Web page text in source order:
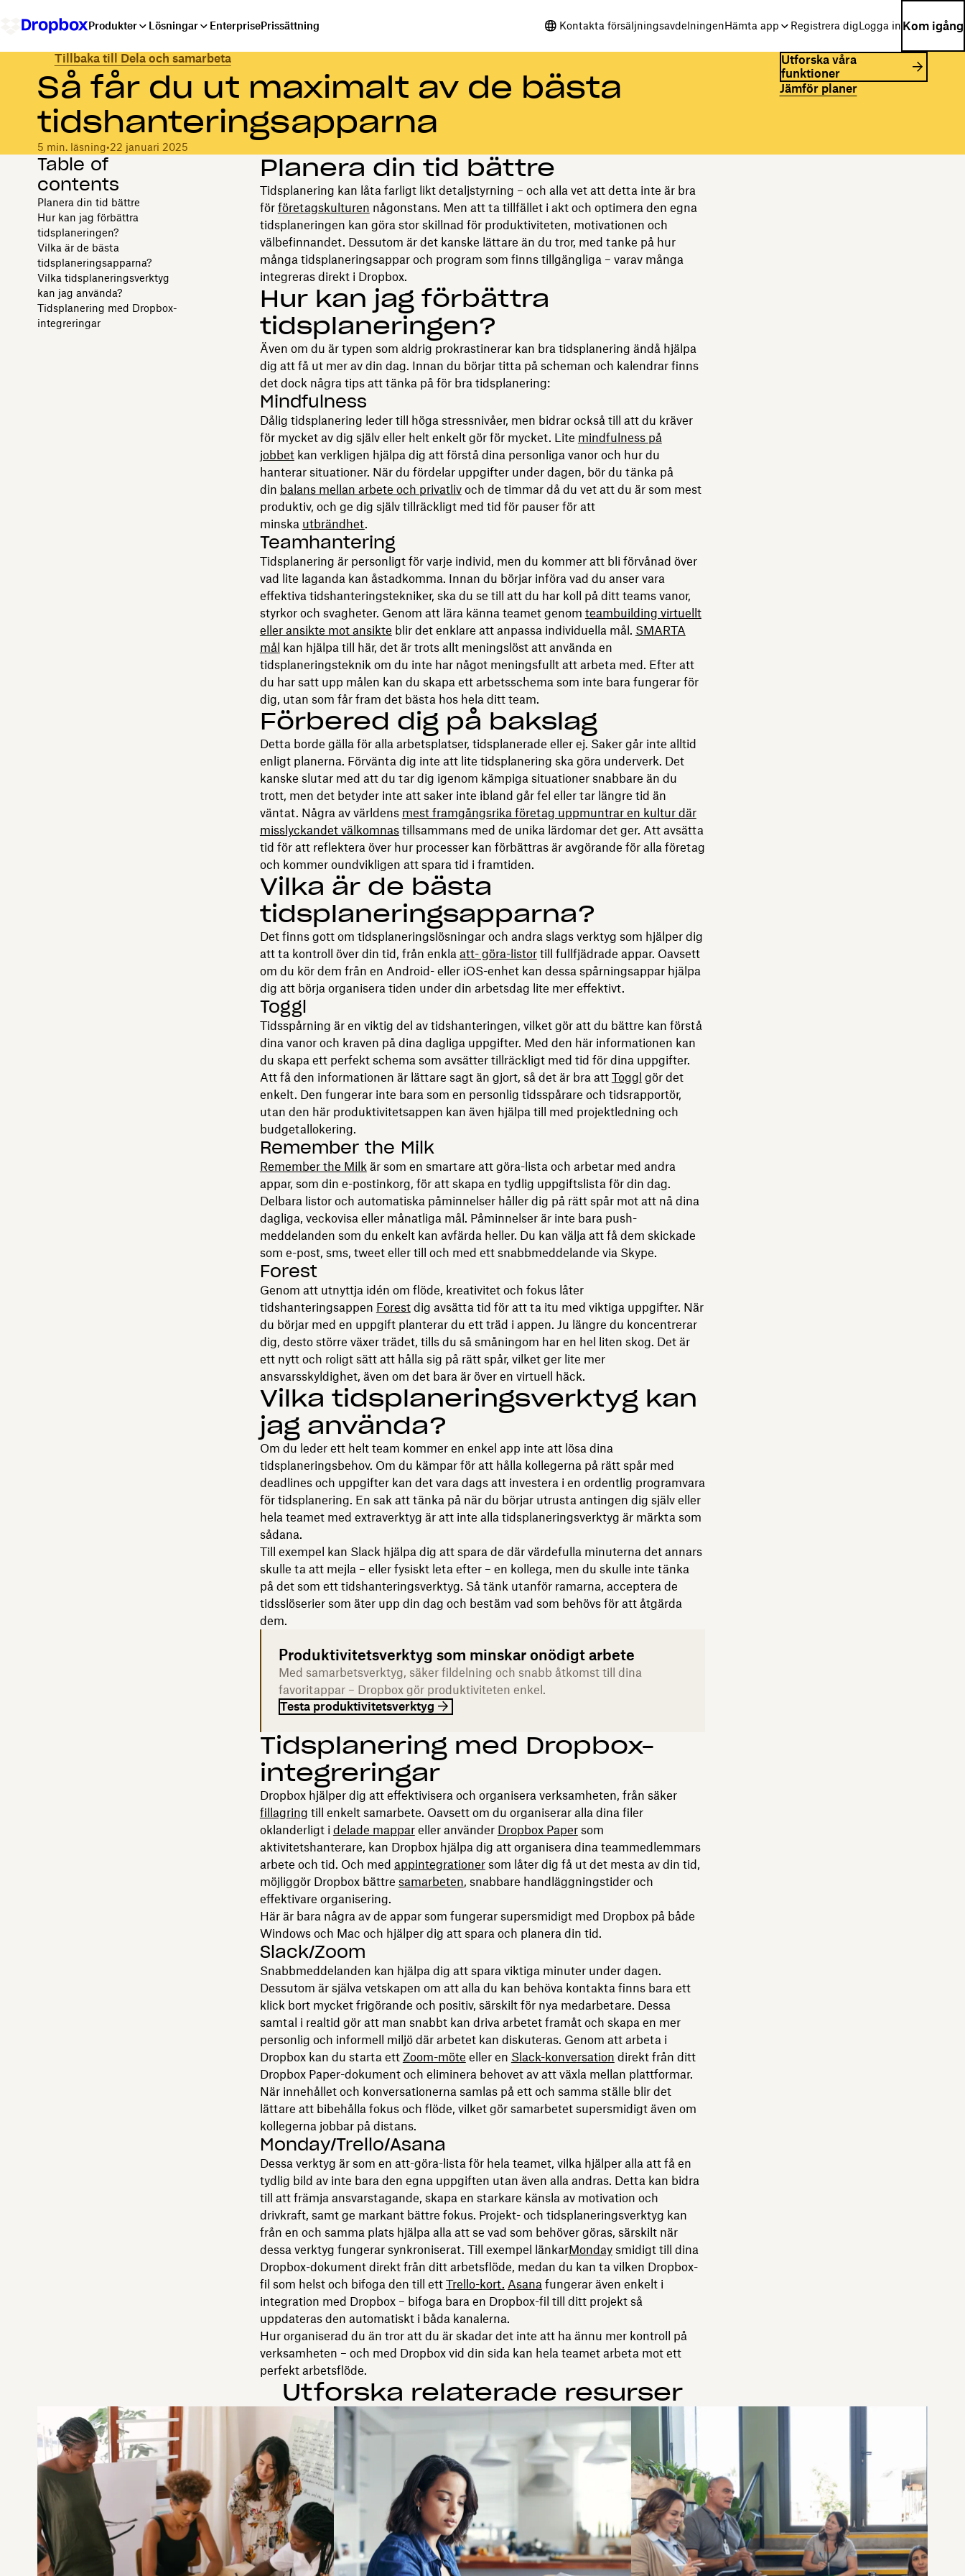
Produkter Lösningar EnterprisePrissättning Kontakta försäljningsavdelningenHämta app Registrera digLogga in Kom igång
Tillbaka till Dela och samarbeta
Så får du ut maximalt av de bästa
tidshanteringsapparna
5 min. läsning•22 januari 2025
Utforska våra
funktioner
Jämför planer
Table of
contents
Planera din tid bättre
Hur kan jag förbättra
tidsplaneringen?
Vilka är de bästa
tidsplaneringsapparna?
Vilka tidsplaneringsverktyg
kan jag använda?
Tidsplanering med Dropbox-
integreringar
Planera din tid bättre
Tidsplanering kan låta farligt likt detaljstyrning – och alla vet att detta inte är bra
för företagskulturen någonstans. Men att ta tillfället i akt och optimera den egna
tidsplaneringen kan göra stor skillnad för produktiviteten, motivationen och
välbefinnandet. Dessutom är det kanske lättare än du tror, med tanke på hur
många tidsplaneringsappar och program som finns tillgängliga – varav många
integreras direkt i Dropbox.
Hur kan jag förbättra
tidsplaneringen?
Även om du är typen som aldrig prokrastinerar kan bra tidsplanering ändå hjälpa
dig att få ut mer av din dag. Innan du börjar titta på scheman och kalendrar finns
det dock några tips att tänka på för bra tidsplanering:
Mindfulness
Dålig tidsplanering leder till höga stressnivåer, men bidrar också till att du kräver
för mycket av dig själv eller helt enkelt gör för mycket. Lite mindfulness på
jobbetkan verkligen hjälpa dig att förstå dina personliga vanor och hur du
hanterar situationer. När du fördelar uppgifter under dagen, bör du tänka på
din balans mellan arbete och privatlivoch de timmar då du vet att du är som mest
produktiv, och ge dig själv tillräckligt med tid för pauser för att
minska utbrändhet.
Teamhantering
Tidsplanering är personligt för varje individ, men du kommer att bli förvånad över
vad lite laganda kan åstadkomma. Innan du börjar införa vad du anser vara
effektiva tidshanteringstekniker, ska du se till att du har koll på ditt teams vanor,
styrkor och svagheter. Genom att lära känna teamet genom teambuilding virtuellt
eller ansikte mot ansikte blir det enklare att anpassa individuella mål. SMARTA
mål kan hjälpa till här, det är trots allt meningslöst att använda en
tidsplaneringsteknik om du inte har något meningsfullt att arbeta med. Efter att
du har satt upp målen kan du skapa ett arbetsschema som inte bara fungerar för
dig, utan som får fram det bästa hos hela ditt team.
Förbered dig på bakslag
Detta borde gälla för alla arbetsplatser, tidsplanerade eller ej. Saker går inte alltid
enligt planerna. Förvänta dig inte att lite tidsplanering ska göra underverk. Det
kanske slutar med att du tar dig igenom kämpiga situationer snabbare än du
trott, men det betyder inte att saker inte ibland går fel eller tar längre tid än
väntat. Några av världens mest framgångsrika företag uppmuntrar en kultur där
misslyckandet välkomnastillsammans med de unika lärdomar det ger. Att avsätta
tid för att reflektera över hur processer kan förbättras är avgörande för alla företag
och kommer oundvikligen att spara tid i framtiden.
Vilka är de bästa
tidsplaneringsapparna?
Det finns gott om tidsplaneringslösningar och andra slags verktyg som hjälper dig
att ta kontroll över din tid, från enkla att- göra-listortill fullfjädrade appar. Oavsett
om du kör dem från en Android- eller iOS-enhet kan dessa spårningsappar hjälpa
dig att börja organisera tiden under din arbetsdag lite mer effektivt.
Toggl
Tidsspårning är en viktig del av tidshanteringen, vilket gör att du bättre kan förstå
dina vanor och kraven på dina dagliga uppgifter. Med den här informationen kan
du skapa ett perfekt schema som avsätter tillräckligt med tid för dina uppgifter.
Att få den informationen är lättare sagt än gjort, så det är bra att Toggl gör det
enkelt. Den fungerar inte bara som en personlig tidsspårare och tidsrapportör,
utan den här produktivitetsappen kan även hjälpa till med projektledning och
budgetallokering.
Remember the Milk
Remember the Milk är som en smartare att göra-lista och arbetar med andra
appar, som din e-postinkorg, för att skapa en tydlig uppgiftslista för din dag.
Delbara listor och automatiska påminnelser håller dig på rätt spår mot att nå dina
dagliga, veckovisa eller månatliga mål. Påminnelser är inte bara push-
meddelanden som du enkelt kan avfärda heller. Du kan välja att få dem skickade
som e-post, sms, tweet eller till och med ett snabbmeddelande via Skype.
Forest
Genom att utnyttja idén om flöde, kreativitet och fokus låter
tidshanteringsappen Forestdig avsätta tid för att ta itu med viktiga uppgifter. När
du börjar med en uppgift planterar du ett träd i appen. Ju längre du koncentrerar
dig, desto större växer trädet, tills du så småningom har en hel liten skog. Det är
ett nytt och roligt sätt att hålla sig på rätt spår, vilket ger lite mer
ansvarsskyldighet, även om det bara är över en virtuell häck.
Vilka tidsplaneringsverktyg kan
jag använda?
Om du leder ett helt team kommer en enkel app inte att lösa dina
tidsplaneringsbehov. Om du kämpar för att hålla kollegerna på rätt spår med
deadlines och uppgifter kan det vara dags att investera i en ordentlig programvara
för tidsplanering. En sak att tänka på när du börjar utrusta antingen dig själv eller
hela teamet med extraverktyg är att inte alla tidsplaneringsverktyg är märkta som
sådana.
Till exempel kan Slack hjälpa dig att spara de där värdefulla minuterna det annars
skulle ta att mejla – eller fysiskt leta efter – en kollega, men du skulle inte tänka
på det som ett tidshanteringsverktyg. Så tänk utanför ramarna, acceptera de
tidsslöserier som äter upp din dag och bestäm vad som behövs för att åtgärda
dem.
Produktivitetsverktyg som minskar onödigt arbete
Med samarbetsverktyg, säker fildelning och snabb åtkomst till dina
favoritappar – Dropbox gör produktiviteten enkel.
Testa produktivitetsverktyg
Tidsplanering med Dropbox-
integreringar
Dropbox hjälper dig att effektivisera och organisera verksamheten, från säker
fillagring till enkelt samarbete. Oavsett om du organiserar alla dina filer
oklanderligt i delade mappareller använder Dropbox Papersom
aktivitetshanterare, kan Dropbox hjälpa dig att organisera dina teammedlemmars
arbete och tid. Och med appintegrationersom låter dig få ut det mesta av din tid,
möjliggör Dropbox bättre samarbeten, snabbare handläggningstider och
effektivare organisering.
Här är bara några av de appar som fungerar supersmidigt med Dropbox på både
Windows och Mac och hjälper dig att spara och planera din tid.
Slack/Zoom
Snabbmeddelanden kan hjälpa dig att spara viktiga minuter under dagen.
Dessutom är själva vetskapen om att alla du kan behöva kontakta finns bara ett
klick bort mycket frigörande och positiv, särskilt för nya medarbetare. Dessa
samtal i realtid gör att man snabbt kan driva arbetet framåt och skapa en mer
personlig och informell miljö där arbetet kan diskuteras. Genom att arbeta i
Dropbox kan du starta ett Zoom-möte eller en Slack-konversation direkt från ditt
Dropbox Paper-dokument och eliminera behovet av att växla mellan plattformar.
När innehållet och konversationerna samlas på ett och samma ställe blir det
lättare att bibehålla fokus och flöde, vilket gör samarbetet supersmidigt även om
kollegerna jobbar på distans.
Monday/Trello/Asana
Dessa verktyg är som en att-göra-lista för hela teamet, vilka hjälper alla att få en
tydlig bild av inte bara den egna uppgiften utan även alla andras. Detta kan bidra
till att främja ansvarstagande, skapa en starkare känsla av motivation och
drivkraft, samt ge markant bättre fokus. Projekt- och tidsplaneringsverktyg kan
från en och samma plats hjälpa alla att se vad som behöver göras, särskilt när
dessa verktyg fungerar synkroniserat. Till exempel länkarMondaysmidigt till dina
Dropbox-dokument direkt från ditt arbetsflöde, medan du kan ta vilken Dropbox-
fil som helst och bifoga den till ett Trello-kort. Asana fungerar även enkelt i
integration med Dropbox – bifoga bara en Dropbox-fil till ditt projekt så
uppdateras den automatiskt i båda kanalerna.
Hur organiserad du än tror att du är skadar det inte att ha ännu mer kontroll på
verksamheten – och med Dropbox vid din sida kan hela teamet arbeta mot ett
perfekt arbetsflöde.
Utforska relaterade resurser